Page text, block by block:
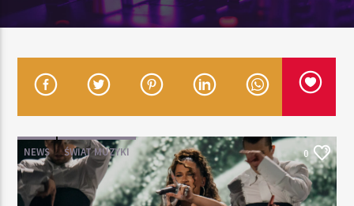
TERAZ GRAMY
TYTUŁ
ARTYSTA
NEWS ŚWIAT MUZYKI 0